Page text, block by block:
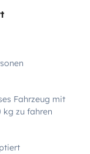
Fahrzeug mit
kg zu fahren